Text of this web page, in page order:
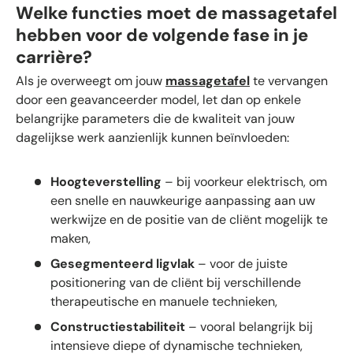
Welke functies moet de massagetafel
hebben voor de volgende fase in je
carrière?
Als je overweegt om jouw massagetafelte vervangen
door een geavanceerder model, let dan op enkele
belangrijke parameters die de kwaliteit van jouw
dagelijkse werk aanzienlijk kunnen beïnvloeden:
Hoogteverstelling – bij voorkeur elektrisch, om
een snelle en nauwkeurige aanpassing aan uw
werkwijze en de positie van de cliënt mogelijk te
maken,
Gesegmenteerd ligvlak – voor de juiste
positionering van de cliënt bij verschillende
therapeutische en manuele technieken,
Constructiestabiliteit – vooral belangrijk bij
intensieve diepe of dynamische technieken,